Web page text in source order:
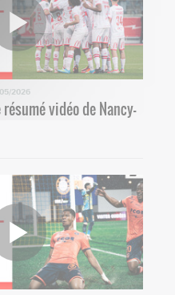
2026
résumé vidéo de Nancy-